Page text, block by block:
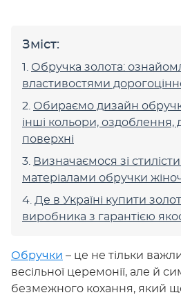
Зміст:
Обручка золота:
властивостями
Обираємо дизайн
інші кольори, оздоблення,
поверхні
Визначаємося зі
матеріалами обручки
Де в Україні купити
виробника з гарантією
Обручки – це не тільки
весільної церемонії, але й
безмежного кохання, який